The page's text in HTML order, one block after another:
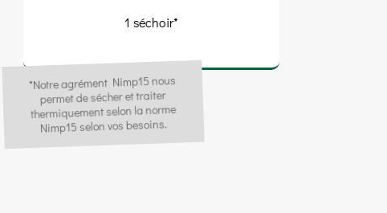
1 séchoir*
*Notre agrément Nimp15 nous
permet de sécher et traiter
thermiquement selon la norme
Nimp15 selon vos besoins.